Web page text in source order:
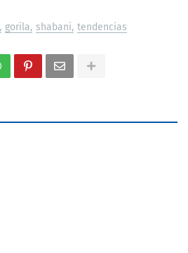
gorila shabani tendencias